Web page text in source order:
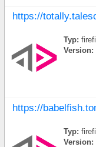
https://
Typ:
Version:
https://
Typ:
Version: